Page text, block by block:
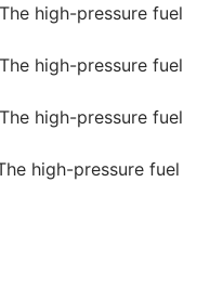
high-pressure fuel
high-pressure fuel
high-pressure fuel
high-pressure fuel